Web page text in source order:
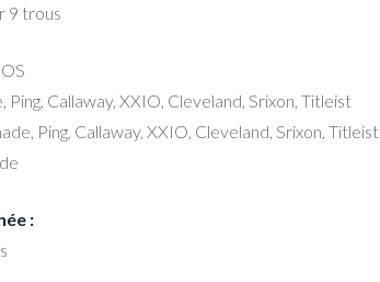
9 trous
Ping, Callaway, XXIO, Cleveland, Srixon, Titleist
Ping, Callaway, XXIO, Cleveland, Srixon, Titleist
: